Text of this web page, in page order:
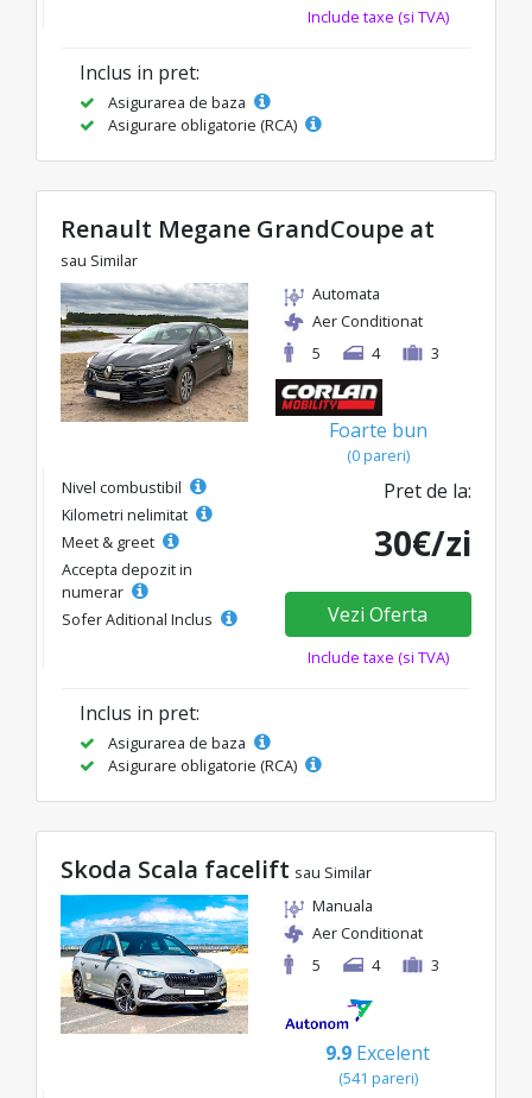
Include taxe (si TVA)
Inclus in pret:
Asigurarea de baza
Asigurare obligatorie (RCA)
Renault Megane GrandCoupe at
sau Similar
Automata
Aer Conditionat
5
4 3
Foarte bun
(0 pareri)
Nivel combustibil
Kilometri nelimitat
Meet & greet
Accepta depozit in
numerar
Sofer Aditional Inclus
Pret de la:
30€/zi
Vezi Oferta
Include taxe (si TVA)
Inclus in pret:
Asigurarea de baza
Asigurare obligatorie (RCA)
Skoda Scala facelift sau Similar
Manuala
Aer Conditionat
5
4 3
9.9 Excelent
(541 pareri)